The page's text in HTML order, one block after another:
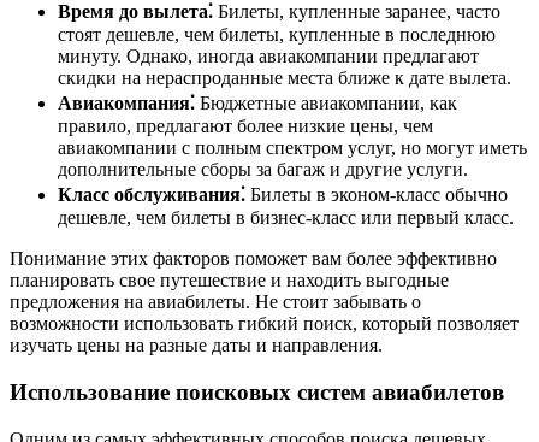
Время до вылета⁚ Билеты, купленные заранее, часто
стоят дешевле, чем билеты, купленные в последнюю
минуту. Однако, иногда авиакомпании предлагают
скидки на нераспроданные места ближе к дате вылета.
Авиакомпания⁚ Бюджетные авиакомпании, как
правило, предлагают более низкие цены, чем
авиакомпании с полным спектром услуг, но могут иметь
дополнительные сборы за багаж и другие услуги.
Класс обслуживания⁚ Билеты в эконом-класс обычно
дешевле, чем билеты в бизнес-класс или первый класс.
Понимание этих факторов поможет вам более эффективно
планировать свое путешествие и находить выгодные
предложения на авиабилеты. Не стоит забывать о
возможности использовать гибкий поиск, который позволяет
изучать цены на разные даты и направления.
Использование поисковых систем авиабилетов